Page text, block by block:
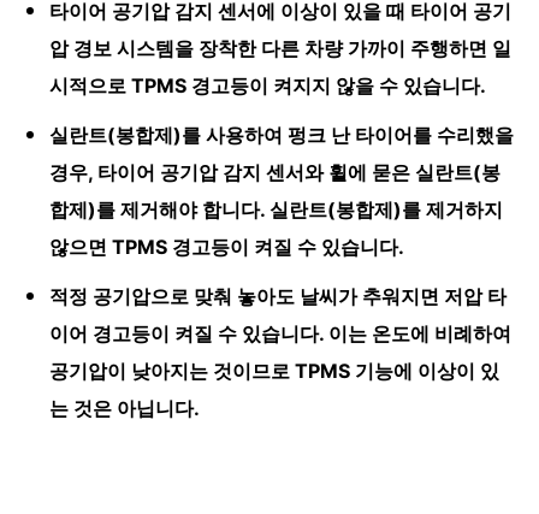
타이어 공기압 감지 센서에 이상이 있을 때 타이어 공기
압 경보 시스템을 장착한 다른 차량 가까이 주행하면 일
시적으로 TPMS 경고등이 켜지지 않을 수 있습니다.
실란트(봉합제)를 사용하여 펑크 난 타이어를 수리했을
경우, 타이어 공기압 감지 센서와 휠에 묻은 실란트(봉
합제)를 제거해야 합니다. 실란트(봉합제)를 제거하지
않으면 TPMS 경고등이 켜질 수 있습니다.
적정 공기압으로 맞춰 놓아도 날씨가 추워지면 저압 타
이어 경고등이 켜질 수 있습니다. 이는 온도에 비례하여
공기압이 낮아지는 것이므로 TPMS 기능에 이상이 있
는 것은 아닙니다.